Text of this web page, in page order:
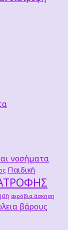
νοσήματα
Παιδική
αερόβια άσκηση
βάρους